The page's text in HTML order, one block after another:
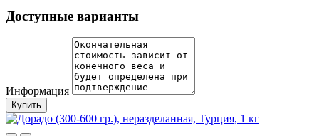
Доступные варианты
Информация
Купить